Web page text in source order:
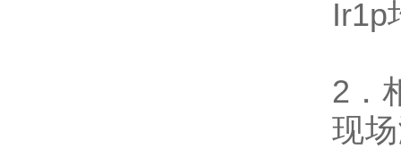
Ir1p
2．
现